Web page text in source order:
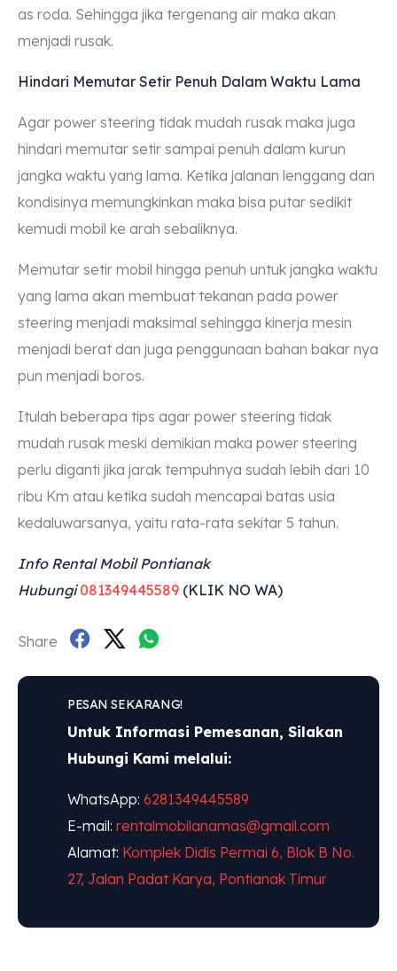
as roda. Sehingga jika tergenang air maka akan
menjadi rusak.
Hindari Memutar Setir Penuh Dalam Waktu Lama
Agar power steering tidak mudah rusak maka juga
hindari memutar setir sampai penuh dalam kurun
jangka waktu yang lama. Ketika jalanan lenggang dan
kondisinya memungkinkan maka bisa putar sedikit
kemudi mobil ke arah sebaliknya.
Memutar setir mobil hingga penuh untuk jangka waktu
yang lama akan membuat tekanan pada power
steering menjadi maksimal sehingga kinerja mesin
menjadi berat dan juga penggunaan bahan bakar nya
pun menjadi boros.
Itulah beberapa tips agar power steering tidak
mudah rusak meski demikian maka power steering
perlu diganti jika jarak tempuhnya sudah lebih dari 10
ribu Km atau ketika sudah mencapai batas usia
kedaluwarsanya, yaitu rata-rata sekitar 5 tahun.
Info Rental Mobil Pontianak
Hubungi 081349445589 (KLIK NO WA)
Share
PESAN SEKARANG!
Untuk Informasi Pemesanan, Silakan
Hubungi Kami melalui:
WhatsApp: 6281349445589
E-mail: rentalmobilanamas@gmail.com
Alamat: Komplek Didis Permai 6, Blok B No.
27, Jalan Padat Karya, Pontianak Timur